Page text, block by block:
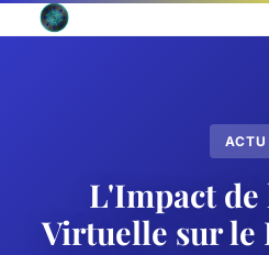
ACTU
L'Impact de
Virtuelle sur le